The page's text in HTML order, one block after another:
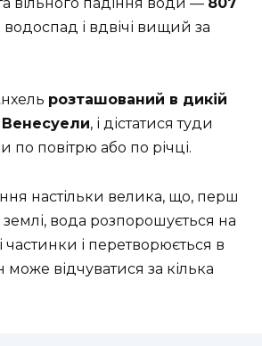
і вдвічі вищий за
розташований в дикій
Венесуели, і дістатися туди
по повітрю або по річці.
настільки велика, що, перш
землі, вода розпорошується на
частинки і перетворюється в
може відчуватися за кілька